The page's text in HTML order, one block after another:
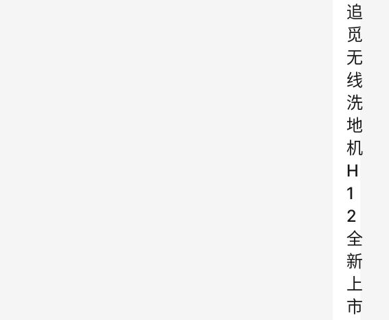
追
觅
无
线
洗
地
机
H
1
2
全
新
上
市